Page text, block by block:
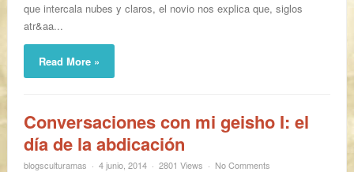
que intercala nubes y claros, el novio nos explica que, siglos
atr&aa...
Read More »
Conversaciones con mi geisho I: el
día de la abdicación
blogsculturamas 4 junio, 2014 2801 Views No Comments